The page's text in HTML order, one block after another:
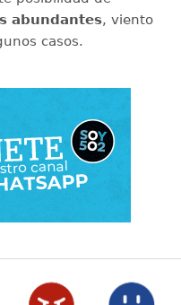
abundantes, viento
casos.